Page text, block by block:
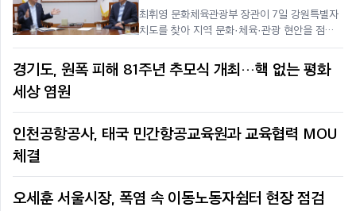
최휘영 문화체육관광부 장관이 7일 강원특별자
치도를 찾아 지역 문화·체육·관광 현안을 점검
하고 지자체와 소통에 나섰다.최휘영 문화체육
관광부 장관이 7일 강원특별자치도를 찾아 지역
문화·체육·관광 현안을 점검하고 지자체와 소통
서 우상호 지사를 만나 중앙과 지방정부 간
경기도, 원폭 피해 81주년 추모식 개최…핵 없는 평화
세상 염원
인천공항공사, 태국 민간항공교육원과 교육협력 MOU
체결
오세훈 서울시장, 폭염 속 이동노동자쉼터 현장 점검